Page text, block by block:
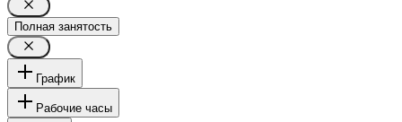
Полная занятость
График
Рабочие часы